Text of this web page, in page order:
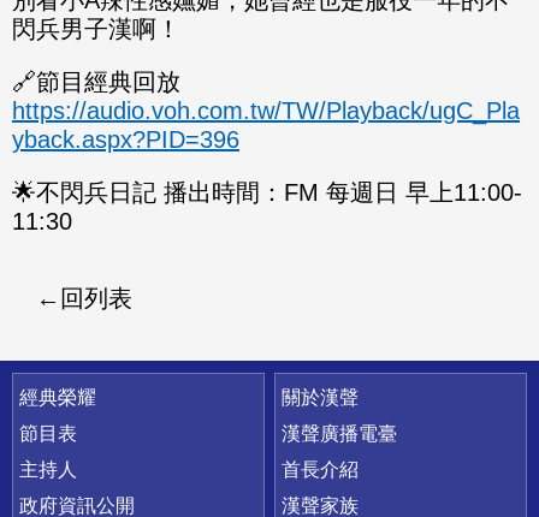
閃兵男子漢啊！
🔗節目經典回放
https://audio.voh.com.tw/TW/Playback/ugC_Pla
yback.aspx?PID=396
🌟不閃兵日記 播出時間：FM 每週日 早上11:00-
11:30
回列表
快速連結
經典榮耀
節目表
主持人
政府資訊公開
關於漢聲
漢聲廣播電臺
首長介紹
漢聲家族